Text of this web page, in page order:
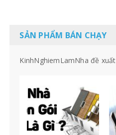
SẢN PHẨM BÁN CHẠY
KinhNghiemLamNha đề xuất